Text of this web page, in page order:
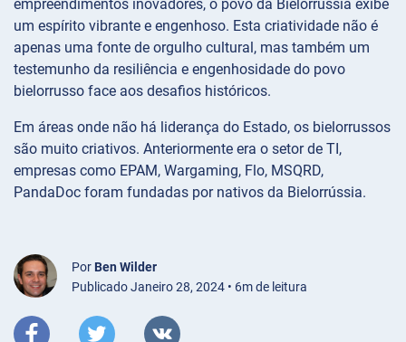
empreendimentos inovadores, o povo da Bielorrússia exibe
um espírito vibrante e engenhoso. Esta criatividade não é
apenas uma fonte de orgulho cultural, mas também um
testemunho da resiliência e engenhosidade do povo
bielorrusso face aos desafios históricos.
Em áreas onde não há liderança do Estado, os bielorrussos
são muito criativos. Anteriormente era o setor de TI,
empresas como EPAM, Wargaming, Flo, MSQRD,
PandaDoc foram fundadas por nativos da Bielorrússia.
Por Ben Wilder
Publicado Janeiro 28, 2024 • 6m de leitura